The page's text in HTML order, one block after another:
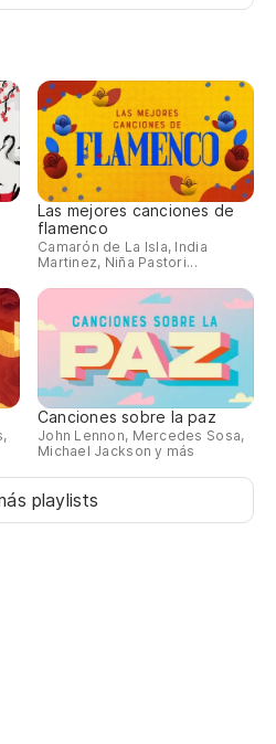
Las mejores canciones de
flamenco
Camarón de La Isla, India
Martinez, Niña Pastori...
Canciones sobre la paz
John Lennon, Mercedes Sosa,
Michael Jackson y más
playlists